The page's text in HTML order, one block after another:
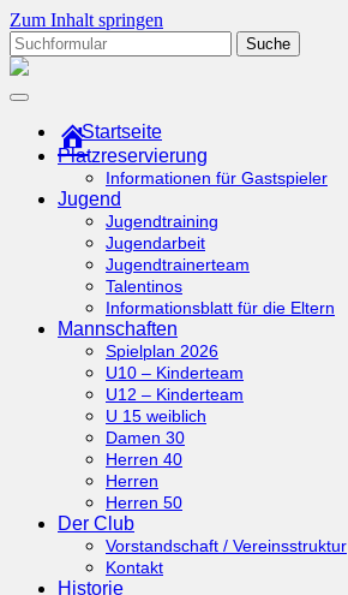
Zum Inhalt springen
Suchen
nach:tcottenhoefen.de
Startseite
Platzreservierung
Informationen für Gastspieler
Jugend
Jugendtraining
Jugendarbeit
Jugendtrainerteam
Talentinos
Informationsblatt für die Eltern
Mannschaften
Spielplan 2026
U10 – Kinderteam
U12 – Kinderteam
U 15 weiblich
Damen 30
Herren 40
Herren
Herren 50
Der Club
Vorstandschaft / Vereinsstruktur
Kontakt
Historie